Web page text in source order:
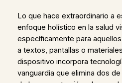
Lo que hace extraordinario a
enfoque holístico en la salud
específicamente para
a textos, pantallas o
dispositivo incorpora
vanguardia que elimina dos